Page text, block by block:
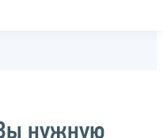
нужную